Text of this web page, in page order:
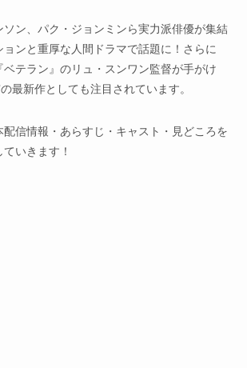
ソン、パク・ジョンミンら実力派俳優が集結
ョンと重厚な人間ドラマで話題に！さらに
ベテラン』のリュ・スンワン監督が手がけ
最新作としても注目されています。
配信情報・あらすじ・キャスト・見どころを
いきます！